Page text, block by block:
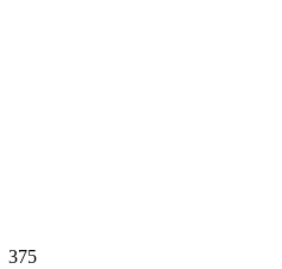
375